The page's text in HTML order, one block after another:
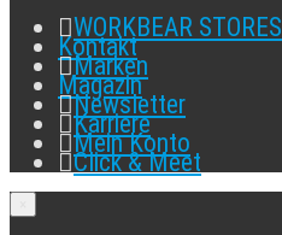
WORKBEAR STORES
Kontakt
Marken
Magazin
Newsletter
Karriere
Mein Konto
Click & Meet